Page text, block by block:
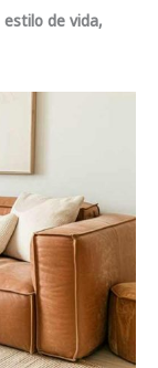
estilo de vida,